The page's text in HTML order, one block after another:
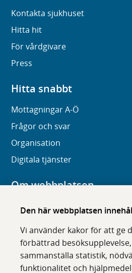
Den här webbplatsen
Vi använder kakor för att ge
förbättrad besöksupplevelse,
sammanställa statistik,
funktionalitet och
Kontakta sjukhuset
Hitta hit
För vårdgivare
Press
Hitta snabbt
Mottagningar A-Ö
Frågor och svar
Organisation
Digitala tjänster
Om webbplatsen
Om karolinska.se
Tillgänglighet
Om cookies